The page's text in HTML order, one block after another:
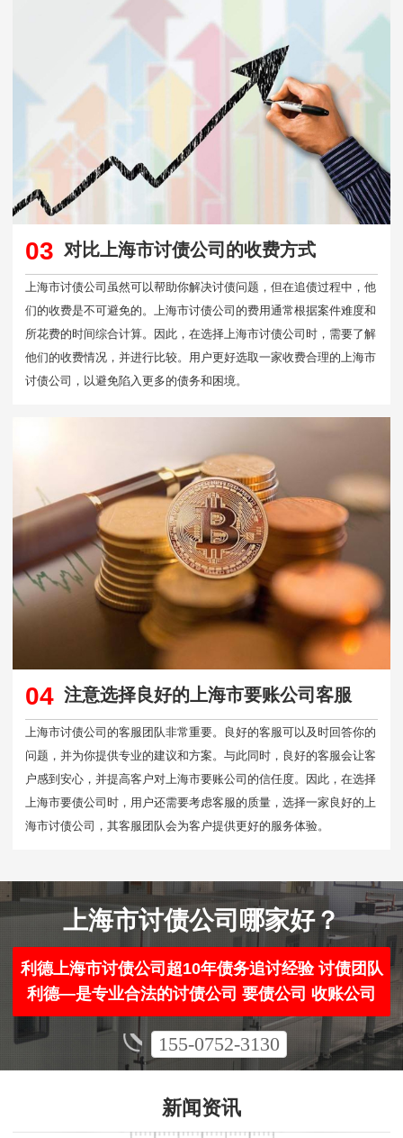
03 对比上海市讨债公司的收费方式
上海市讨债公司虽然可以帮助你解决讨债问题，但在追债过程中，他
们的收费是不可避免的。上海市讨债公司的费用通常根据案件难度和
所花费的时间综合计算。因此，在选择上海市讨债公司时，需要了解
他们的收费情况，并进行比较。用户更好选取一家收费合理的上海市
讨债公司，以避免陷入更多的债务和困境。
04 注意选择良好的上海市要账公司客服
上海市讨债公司的客服团队非常重要。良好的客服可以及时回答你的
问题，并为你提供专业的建议和方案。与此同时，良好的客服会让客
户感到安心，并提高客户对上海市要账公司的信任度。因此，在选择
上海市要债公司时，用户还需要考虑客服的质量，选择一家良好的上
海市讨债公司，其客服团队会为客户提供更好的服务体验。
上海市讨债公司哪家好？
利德上海市讨债公司超10年债务追讨经验 讨债团队
利德—是专业合法的讨债公司 要债公司 收账公司
155-0752-3130
新闻资讯